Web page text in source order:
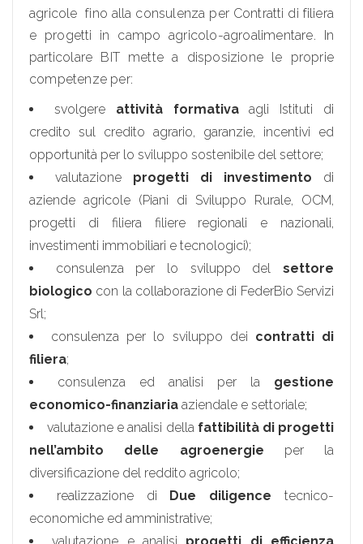
agricole fino alla consulenza per Contratti di filiera
e progetti in campo agricolo-agroalimentare. In
particolare BIT mette a disposizione le proprie
competenze per:
svolgere attività formativaagli Istituti di
credito sul credito agrario, garanzie, incentivi ed
opportunità per lo sviluppo sostenibile del settore;
valutazione progetti di investimento di
aziende agricole (Piani di Sviluppo Rurale, OCM,
progetti di filiera filiere regionali e nazionali,
investimenti immobiliari e tecnologici);
consulenza per lo sviluppo delsettore
biologico con la collaborazione di FederBio Servizi
Srl;
consulenza per lo sviluppo dei contratti di
filiera;
consulenza ed analisi per la gestione
economico-finanziaria aziendale e settoriale;
valutazione e analisi della fattibilità di progetti
nell’ambito delle agroenergie per la
diversificazione del reddito agricolo;
realizzazione di Due diligence tecnico-
economiche ed amministrative;